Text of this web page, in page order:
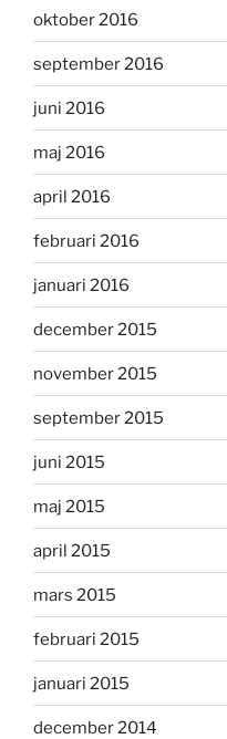
oktober 2016
september 2016
juni 2016
maj 2016
april 2016
februari 2016
januari 2016
december 2015
november 2015
september 2015
juni 2015
maj 2015
april 2015
mars 2015
februari 2015
januari 2015
december 2014